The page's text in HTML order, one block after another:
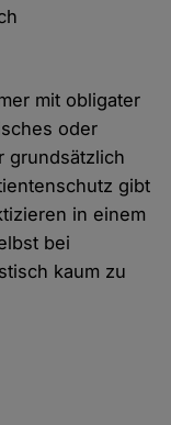
mit obligater
oder
grundsätzlich
gibt
in einem
bei
kaum zu